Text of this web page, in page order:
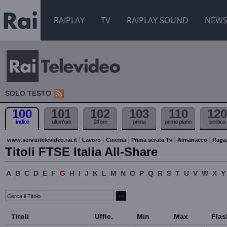
RAIPLAY TV RAIPLAY SOUND NEWS
SOLO TESTO
100
indice
101
ultim'ora
102
24 ore
103
prima
110
primo piano
120
politica
www.servizitelevideo.rai.it Lavoro Cinema Prima serata Tv Almanacco
Titoli FTSE Italia All-Share
A B C D E F G H I J K L M N O P Q R S T U V W X Y
Titoli Uffic. Min Max